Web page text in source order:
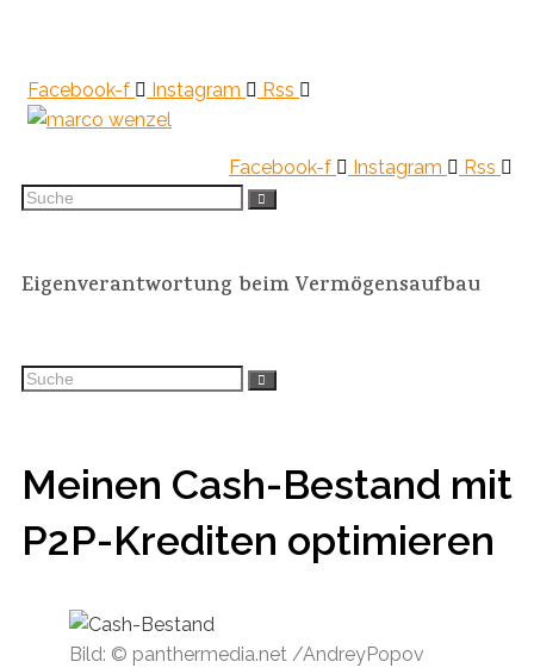
content
Facebook-f Instagram Rss
Facebook-f Instagram Rss
Eigenverantwortung beim Vermögensaufbau
Meinen Cash-Bestand mit
P2P-Krediten optimieren
Bild: © panthermedia.net /AndreyPopov